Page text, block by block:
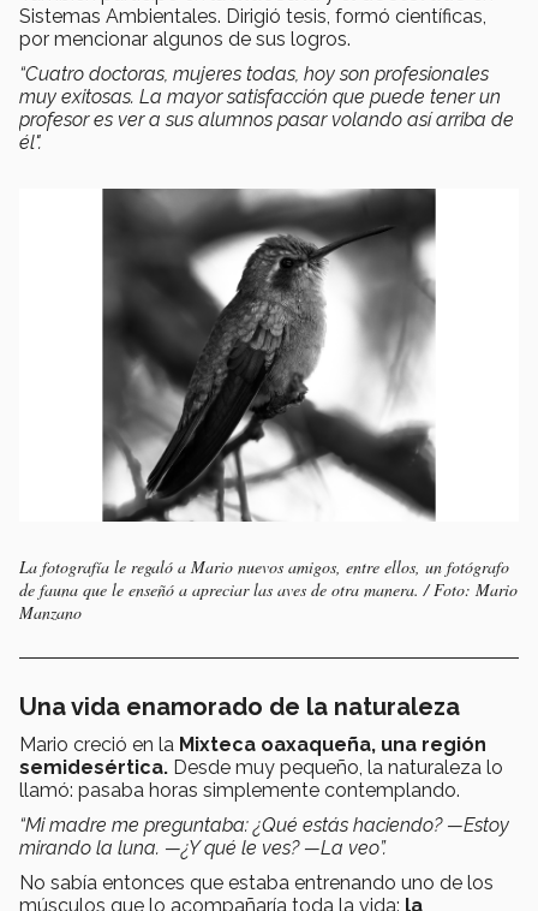
Sistemas Ambientales. Dirigió tesis, formó científicas,
por mencionar algunos de sus logros.
“Cuatro doctoras, mujeres todas, hoy son profesionales
muy exitosas. La mayor satisfacción que puede tener un
profesor es ver a sus alumnos pasar volando así arriba de
él".
La fotografía le regaló a Mario nuevos amigos, entre ellos, un fotógrafo
de fauna que le enseñó a apreciar las aves de otra manera. / Foto: Mario
Manzano
Una vida enamorado de la naturaleza
Mario creció en la Mixteca oaxaqueña, una región
semidesértica. Desde muy pequeño, la naturaleza lo
llamó: pasaba horas simplemente contemplando.
“Mi madre me preguntaba: ¿Qué estás haciendo? —Estoy
mirando la luna. —¿Y qué le ves? —La veo”.
No sabía entonces que estaba entrenando uno de los
músculos que lo acompañaría toda la vida: la